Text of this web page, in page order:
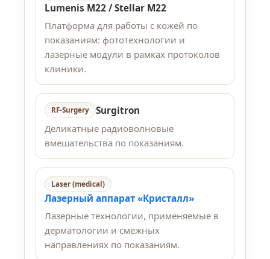
Lumenis M22 / Stellar M22
Платформа для работы с кожей по
показаниям: фототехнологии и
лазерные модули в рамках протоколов
клиники.
RF-Surgery
Surgitron
Деликатные радиоволновые
вмешательства по показаниям.
Laser (medical)
Лазерный аппарат «Кристалл»
Лазерные технологии, применяемые в
дерматологии и смежных
направлениях по показаниям.